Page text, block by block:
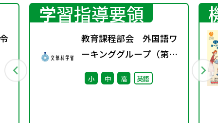
学習指導要領
教育課程部会 外国語ワ
ーキンググループ（第3
回） 配付資料
小 中 高 英語